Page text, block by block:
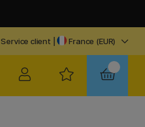
Service client | France (EUR)